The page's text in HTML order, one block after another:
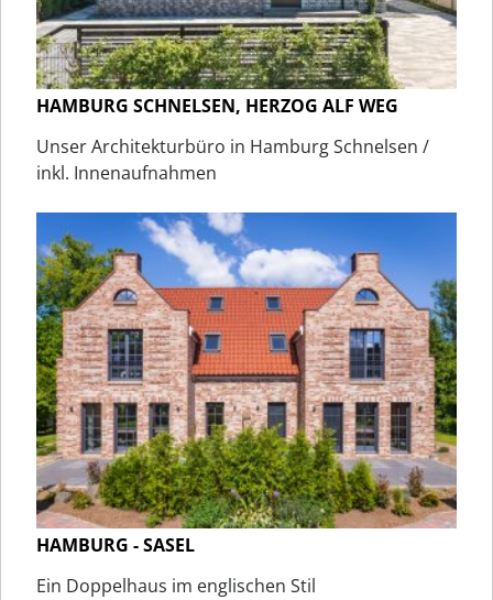
HAMBURG SCHNELSEN, HERZOG ALF WEG
Unser Architekturbüro in Hamburg Schnelsen /
inkl. Innenaufnahmen
HAMBURG - SASEL
Ein Doppelhaus im englischen Stil